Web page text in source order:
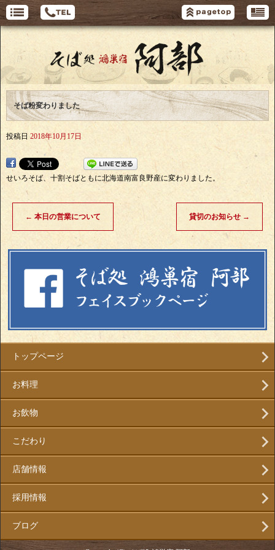
そば粉変わりました
投稿日 2018年10月17日
せいろそば、十割そばともに北海道南富良野産に変わりました。
← 本日の営業について 貸切のお知らせ →
トップページ
お料理
お飲物
こだわり
店舗情報
採用情報
ブログ